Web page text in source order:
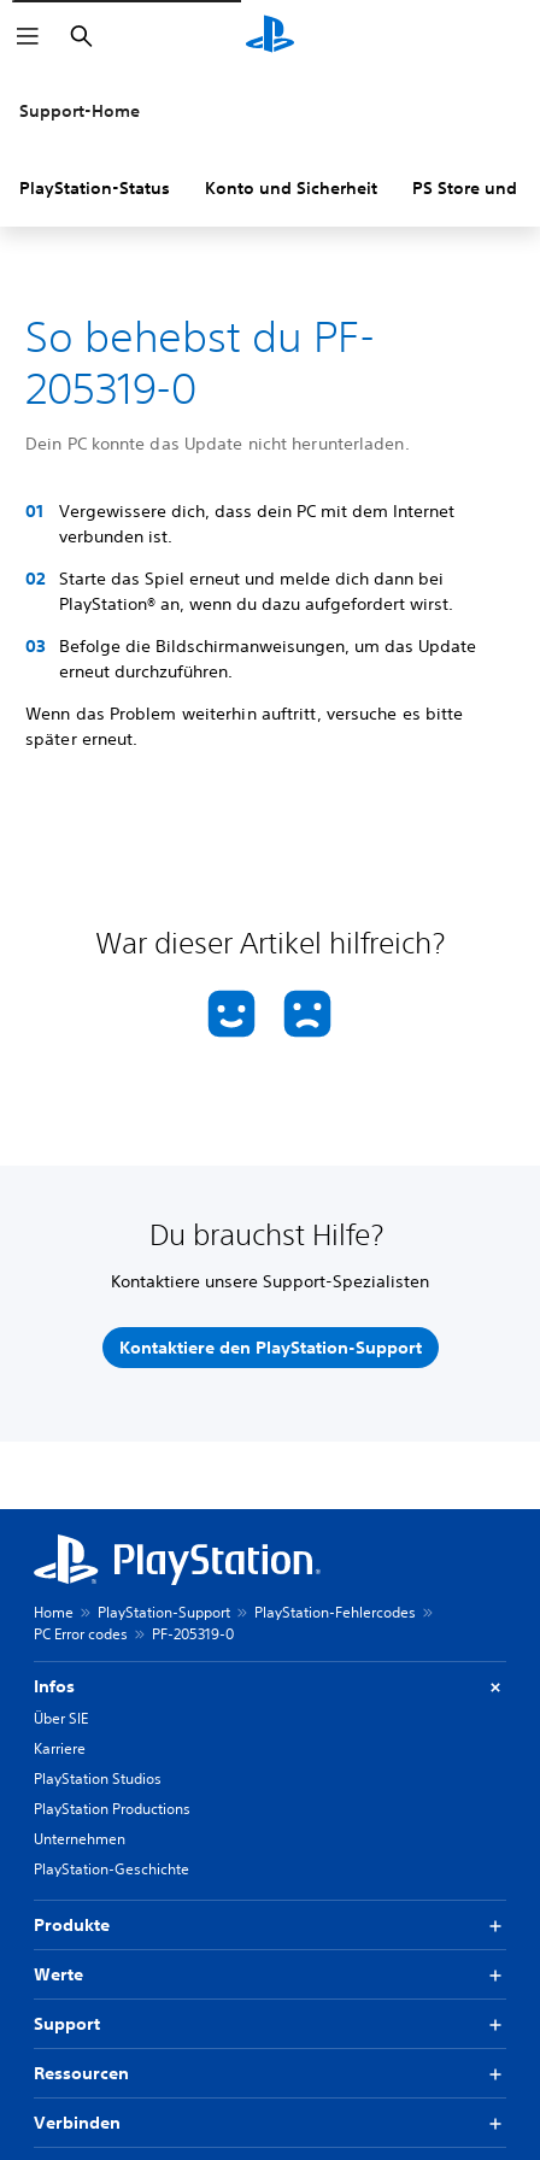
Suchen
Support-Home
PlayStation-Status Konto und Sicherheit PS Store und
So behebst du PF-
205319-0
Dein PC konnte das Update nicht herunterladen.
Vergewissere dich, dass dein PC mit dem Internet
verbunden ist.
Starte das Spiel erneut und melde dich dann bei
PlayStation® an, wenn du dazu aufgefordert wirst.
Befolge die Bildschirmanweisungen, um das Update
erneut durchzuführen.
Wenn das Problem weiterhin auftritt, versuche es bitte
später erneut.
War dieser Artikel hilfreich?
Du brauchst Hilfe?
Kontaktiere unsere Support-Spezialisten
Kontaktiere den PlayStation-Support
Home PlayStation-Support
PlayStation-Fehlercodes
PC Error codes
PF-205319-0
Infos
Über SIE
Karriere
PlayStation Studios
PlayStation Productions
Unternehmen
PlayStation-Geschichte
Produkte
Werte
Support
Ressourcen
Verbinden